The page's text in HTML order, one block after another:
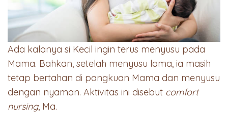
Ada kalanya si Kecil ingin terus menyusu pada
Mama. Bahkan, setelah menyusu lama, ia masih
tetap bertahan di pangkuan Mama dan menyusu
dengan nyaman. Aktivitas ini disebut comfort
nursing, Ma.